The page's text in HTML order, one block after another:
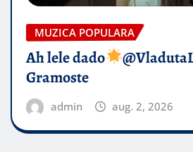
MUZICA POPULARA
Ah lele dado​
Gramoste
admin aug. 2, 2026